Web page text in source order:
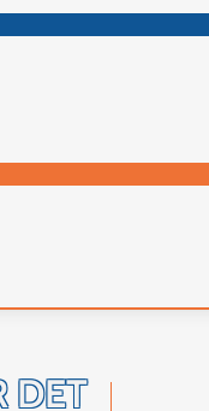
DET